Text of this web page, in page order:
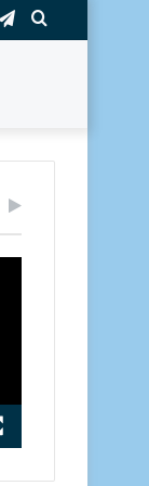
Іздеу
Telegram